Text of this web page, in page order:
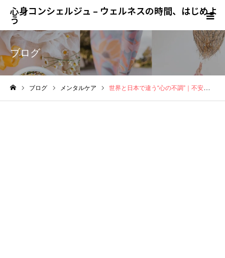
心身コンシェルジュ – ウェルネスの時間、はじめよ
う
ブログ
ブログ メンタルケア 世界と日本で違う“心の不調”｜不安や無気力が増えている理由